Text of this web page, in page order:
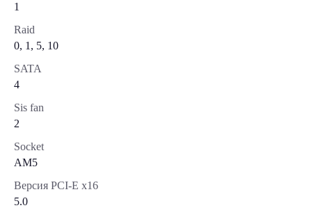
1
Raid
0, 1, 5, 10
SATA
4
Sis fan
2
Socket
AM5
Версия PCI-E x16
5.0